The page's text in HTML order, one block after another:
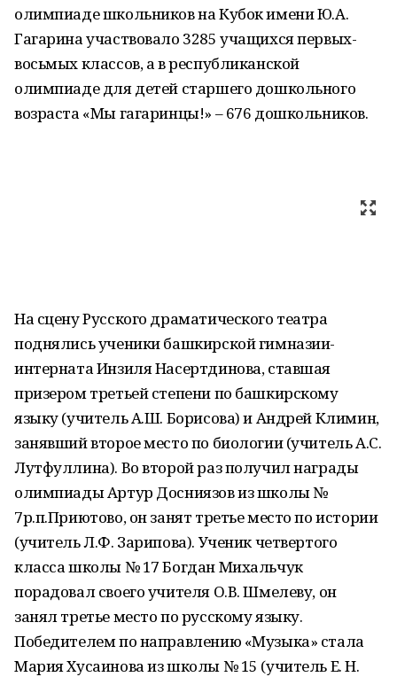
олимпиаде школьников на Кубок имени Ю.А.
Гагарина участвовало 3285 учащихся первых-
восьмых классов, а в республиканской
олимпиаде для детей старшего дошкольного
возраста «Мы гагаринцы!» – 676 дошкольников.
На сцену Русского драматического театра
поднялись ученики башкирской гимназии-
интерната Инзиля Насертдинова, ставшая
призером третьей степени по башкирскому
языку (учитель А.Ш. Борисова) и Андрей Климин,
занявший второе место по биологии (учитель А.С.
Лутфуллина). Во второй раз получил награды
олимпиады Артур Досниязов из школы №
7р.п.Приютово, он занят третье место по истории
(учитель Л.Ф. Зарипова). Ученик четвертого
класса школы № 17 Богдан Михальчук
порадовал своего учителя О.В. Шмелеву, он
занял третье место по русскому языку.
Победителем по направлению «Музыка» стала
Мария Хусаинова из школы № 15 (учитель Е. Н.